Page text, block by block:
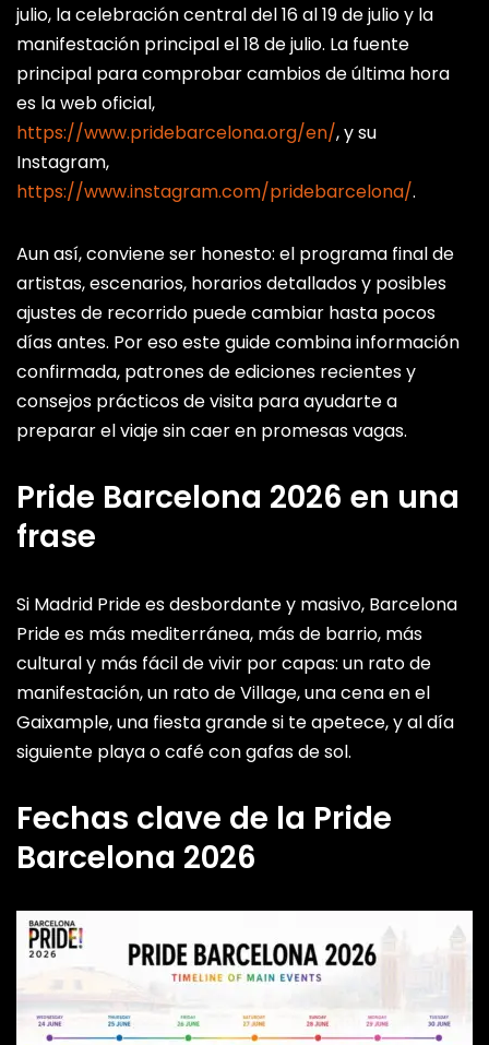
julio, la celebración central del 16 al 19 de julio y la
manifestación principal el 18 de julio. La fuente
principal para comprobar cambios de última hora
es la web oficial,
https://www.pridebarcelona.org/en/, y su
Instagram,
https://www.instagram.com/pridebarcelona/.
Aun así, conviene ser honesto: el programa final de
artistas, escenarios, horarios detallados y posibles
ajustes de recorrido puede cambiar hasta pocos
días antes. Por eso este guide combina información
confirmada, patrones de ediciones recientes y
consejos prácticos de visita para ayudarte a
preparar el viaje sin caer en promesas vagas.
Pride Barcelona 2026 en una
frase
Si Madrid Pride es desbordante y masivo, Barcelona
Pride es más mediterránea, más de barrio, más
cultural y más fácil de vivir por capas: un rato de
manifestación, un rato de Village, una cena en el
Gaixample, una fiesta grande si te apetece, y al día
siguiente playa o café con gafas de sol.
Fechas clave de la Pride
Barcelona 2026